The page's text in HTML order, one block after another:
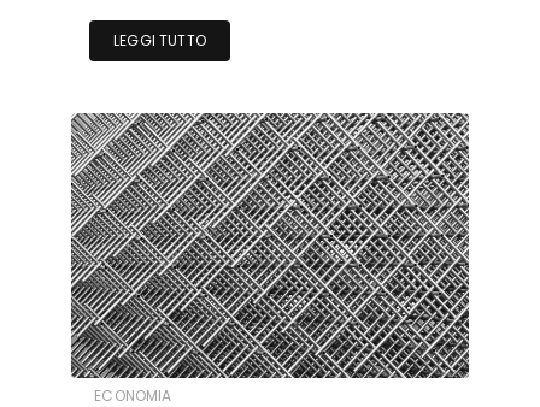
LEGGI TUTTO
ECONOMIA